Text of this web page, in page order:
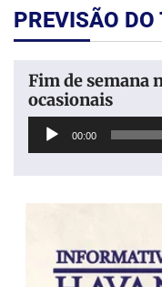
PREVISÃO DO
Fim de semana
ocasionais
Tocador
00:00